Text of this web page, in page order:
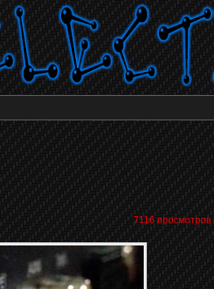
7116 просмотров